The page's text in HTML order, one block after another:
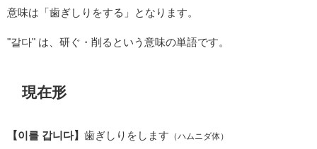
意味は「歯ぎしりをする」となります。
"갈다" は、研ぐ・削るという意味の単語です。
現在形
【이를 갑니다】 歯ぎしりをします （ハムニダ体）